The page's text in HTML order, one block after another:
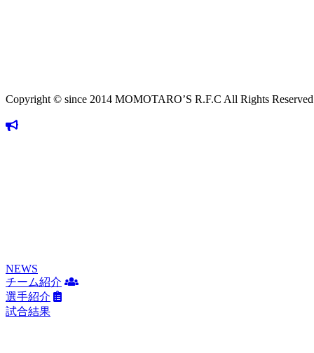
Copyright © since 2014 MOMOTARO’S R.F.C All Rights Reserved
NEWS
チーム紹介
選手紹介
試合結果